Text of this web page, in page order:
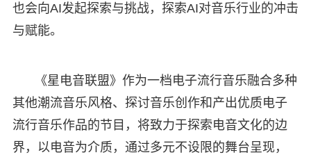
也会向AI发起探索与挑战，探索AI对音乐行业的冲击
与赋能。
《星电音联盟》作为一档电子流行音乐融合多种
其他潮流音乐风格、探讨音乐创作和产出优质电子
流行音乐作品的节目，将致力于探索电音文化的边
界，以电音为介质，通过多元不设限的舞台呈现，